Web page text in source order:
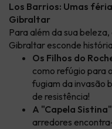
Los Barrios: Umas
Gibraltar
Para além da sua
Gibraltar esconde
Os Filhos do
como refúgio para
fugiam da invasão
de resistência!
A "Capela
arredores